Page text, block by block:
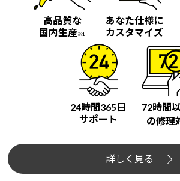
高品質な
国内生産※1
あなた仕様に
カスタマイズ
24時間365日
サポート
72時間
の修理
詳しく見る